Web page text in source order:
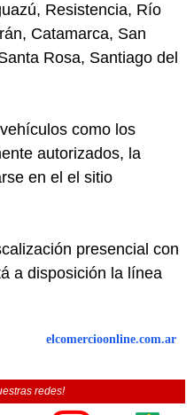
Resistencia, Río
Catamarca, San
Rosa, Santiago del
como los
autorizados, la
en el el sitio
presencial con
a disposición la línea
elcomercioonline.com.ar
redes!